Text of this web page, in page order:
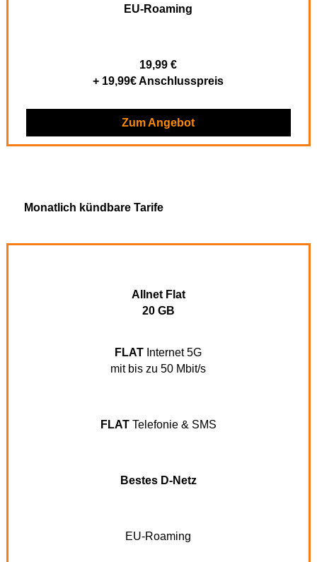
EU-Roaming
19,99 €
+ 19,99€ Anschlusspreis
Zum Angebot
Monatlich kündbare Tarife
Allnet Flat
20 GB
FLAT Internet 5G
mit bis zu 50 Mbit/s
FLATTelefonie & SMS
Bestes D-Netz
EU-Roaming